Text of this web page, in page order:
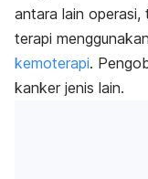
antara lain operasi,
terapi
kemoterapi.
kanker jenis lain.